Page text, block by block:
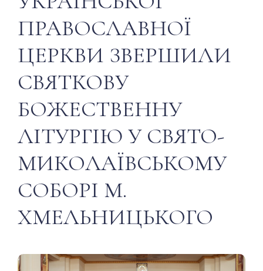
ПРАВОСЛАВНОЇ
ЦЕРКВИ ЗВЕРШИЛИ
СВЯТКОВУ
БОЖЕСТВЕННУ
ЛІТУРГІЮ У СВЯТО-
МИКОЛАЇВСЬКОМУ
СОБОРІ М.
ХМЕЛЬНИЦЬКОГО